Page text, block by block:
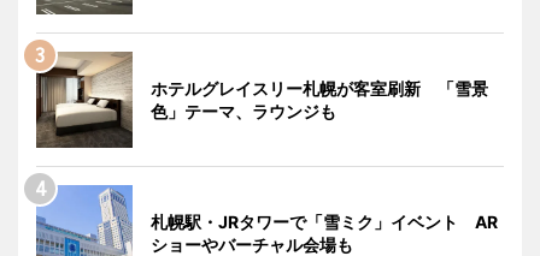
ホテルグレイスリー札幌が客室刷新 「雪景
色」テーマ、ラウンジも
札幌駅・JRタワーで「雪ミク」イベント AR
ショーやバーチャル会場も